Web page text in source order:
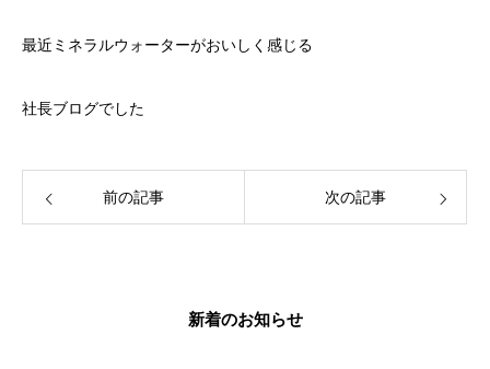
最近ミネラルウォーターがおいしく感じる
社長ブログでした
前の記事 次の記事
新着のお知らせ